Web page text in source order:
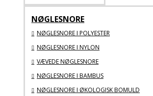
NØGLESNORE
NØGLESNORE I POLYESTER
NØGLESNORE I NYLON
VÆVEDE NØGLESNORE
NØGLESNORE I BAMBUS
NØGLESNORE I ØKOLOGISK BOMULD